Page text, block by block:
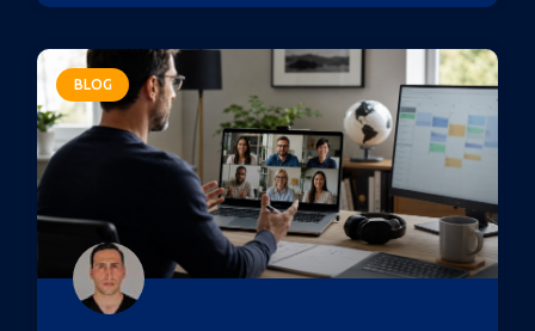
BLOG